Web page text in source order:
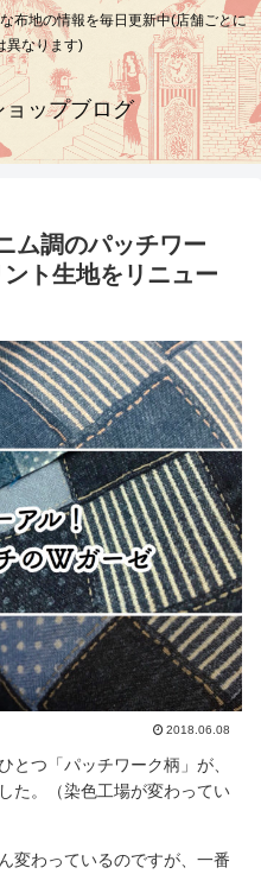
布地の情報を毎日更新中(店舗ごとに
異なります)
ップブログ
ム調のパッチワー
ト生地をリニュー
2018.06.08
とつ「パッチワーク柄」が、
た。（染色工場が変わってい
変わっているのですが、一番